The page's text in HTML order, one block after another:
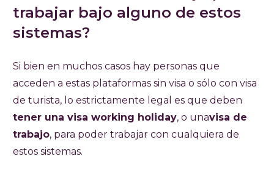
trabajar bajo alguno de estos
sistemas?
Si bien en muchos casos hay personas que
acceden a estas plataformas sin visa o sólo con visa
de turista, lo estrictamente legal es que deben
tener una visa working holiday, o unavisa de
trabajo, para poder trabajar con cualquiera de
estos sistemas.